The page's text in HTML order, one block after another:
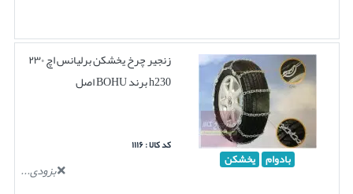
بادوام یخشکن
زنجیر چرخ یخشکن برلیانس اچ ۲۳۰
h230 برند BOHU اصل
کد کالا : ۱۱۱۶
بزودی...